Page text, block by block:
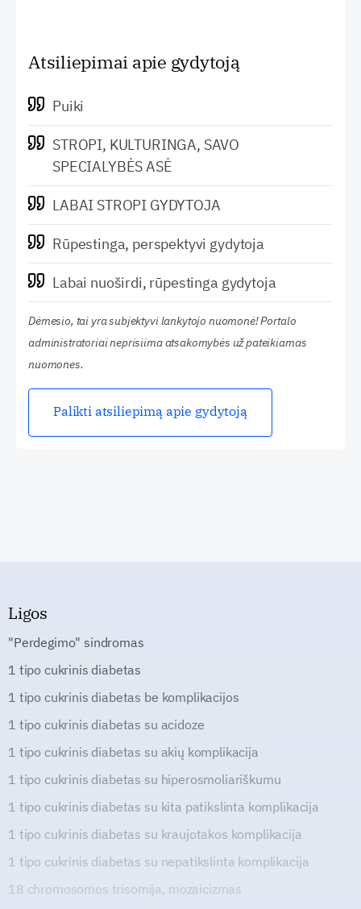
Atsiliepimai apie gydytoją
Puiki
STROPI, KULTURINGA, SAVO
SPECIALYBĖS ASĖ
LABAI STROPI GYDYTOJA
Rūpestinga, perspektyvi gydytoja
Labai nuoširdi, rūpestinga gydytoja
Dėmesio, tai yra subjektyvi lankytojo nuomonė! Portalo
administratoriai neprisiima atsakomybės už pateikiamas
nuomones.
Palikti atsiliepimą apie gydytoją
Ligos
"Perdegimo" sindromas
1 tipo cukrinis diabetas
1 tipo cukrinis diabetas be komplikacijos
1 tipo cukrinis diabetas su acidoze
1 tipo cukrinis diabetas su akių komplikacija
1 tipo cukrinis diabetas su hiperosmoliariškumu
1 tipo cukrinis diabetas su kita patikslinta komplikacija
1 tipo cukrinis diabetas su kraujotakos komplikacija
1 tipo cukrinis diabetas su nepatikslinta komplikacija
18 chromosomos trisomija, mozaicizmas